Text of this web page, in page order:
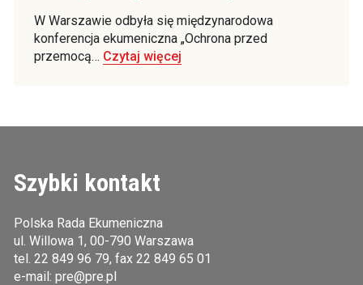
W Warszawie odbyła się międzynarodowa
konferencja ekumeniczna „Ochrona przed
przemocą… Czytaj więcej
Szybki kontakt
Polska Rada Ekumeniczna
ul. Willowa 1, 00-790 Warszawa
tel. 22 849 96 79, fax 22 849 65 01
e-mail: pre@pre.pl